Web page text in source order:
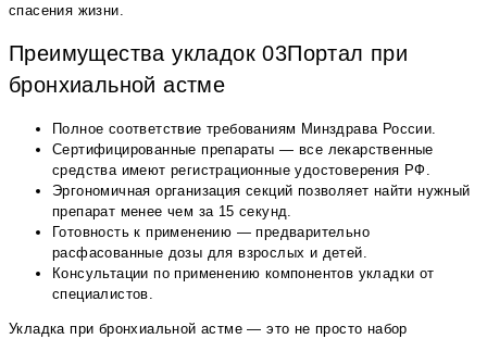
спасения жизни.
Преимущества укладок 03Портал при
бронхиальной астме
Полное соответствие требованиям Минздрава России.
Сертифицированные препараты — все лекарственные
средства имеют регистрационные удостоверения РФ.
Эргономичная организация секций позволяет найти нужный
препарат менее чем за 15 секунд.
Готовность к применению — предварительно
расфасованные дозы для взрослых и детей.
Консультации по применению компонентов укладки от
специалистов.
Укладка при бронхиальной астме — это не просто набор